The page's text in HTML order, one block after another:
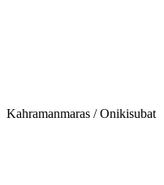
Kahramanmaras / Onikisubat